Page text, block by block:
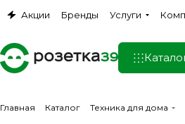
Акции Бренды Услуги
Главная Каталог Техника для дома